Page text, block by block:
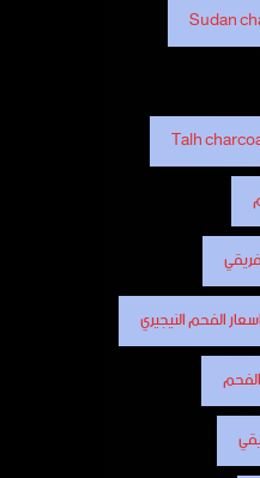
Sudan
Talh
اسعار الفحم النيجيري